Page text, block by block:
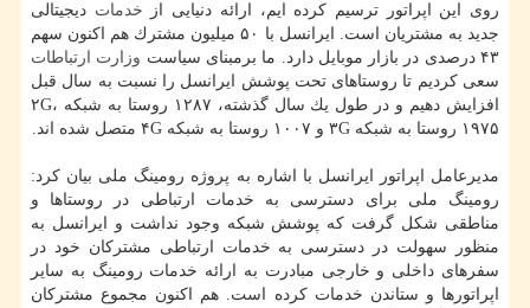
روی این اپراتور ترسیم كرده ایم، ارائه دنیایی از خدمات دیجیتالی
جدید به مشتریان است. ایرانسل با ۵۰ میلیون مشترك هم اكنون سهم
۴۳ درصدی در بازار موبایل دارد. ما برمبنای سیاست
وزارت ارتباطات
سعی كردیم تا روستاهای تحت پوشش ایرانسل را نسبت به سال قبل
افزایش دهیم و در طول یك سال گذشته، ۱۲۸۷ روستا به شبكه ۲G،
۱۹۷۵ روستا به شبكه ۳G و ۱۰۰۷ روستا به شبكه ۴G متصل شده اند.
مدیرعامل اپراتور ایرانسل با اشاره به پروژه رومینگ ملی بیان كرد:
رومینگ ملی برای دسترسی به خدمات ارتباطی در روستاها و
مناطقی شكل گرفت كه پوشش شبكه وجود نداشت و ایرانسل به
منظور سهولت در دسترسی به خدمات ارتباطی مشتركان خود در
سفرهای داخلی و خارجی مبادرت به ارائه خدمات رومینگ به سایر
اپراتورها و ستاندن خدمات كرده است. هم اكنون مجموع مشتركان